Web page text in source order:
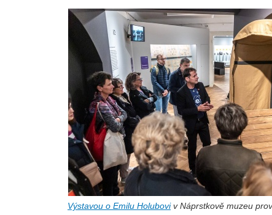
Výstavou o Emilu Holuboviv Náprstkově muzeu